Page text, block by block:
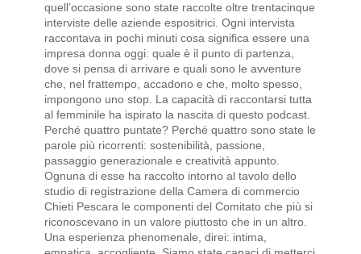
quell’occasione sono state raccolte oltre trentacinque
interviste delle aziende espositrici. Ogni intervista
raccontava in pochi minuti cosa significa essere una
impresa donna oggi: quale è il punto di partenza,
dove si pensa di arrivare e quali sono le avventure
che, nel frattempo, accadono e che, molto spesso,
impongono uno stop. La capacità di raccontarsi tutta
al femminile ha ispirato la nascita di questo podcast.
Perché quattro puntate? Perché quattro sono state le
parole più ricorrenti: sostenibilità, passione,
passaggio generazionale e creatività appunto.
Ognuna di esse ha raccolto intorno al tavolo dello
studio di registrazione della Camera di commercio
Chieti Pescara le componenti del Comitato che più si
riconoscevano in un valore piuttosto che in un altro.
Una esperienza phenomenale, direi: intima,